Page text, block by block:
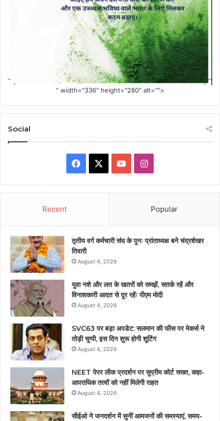
" width="336" height="280" alt="">
Social
Facebook YouTubeInstagram
Recent Popular
तृतीय वर्ग कर्मचारी संघ के पुनः प्रांताध्यक्ष बने चंद्रशेखर
तिवारी
August 4, 2026
युवा नशे और लत के खतरों को समझें, सतर्क रहें और
विनाशकारी आदत से दूर रहेंः पीएम मोदी
August 4, 2026
SVC63 पर बड़ा अपडेट: सलमान की फीस पर मेकर्स ने
तोड़ी चुप्पी, इस दिन शुरू होगी शूटिंग
August 4, 2026
NEET पेपर लीक प्रदर्शन पर सुप्रीम कोर्ट सख्त, कहा-
आपराधिक तत्वों को नहीं मिलेगी राहत
August 4, 2026
सीईओ ने जनदर्शन में सुनीं आमजनों की समस्याएं, समय-